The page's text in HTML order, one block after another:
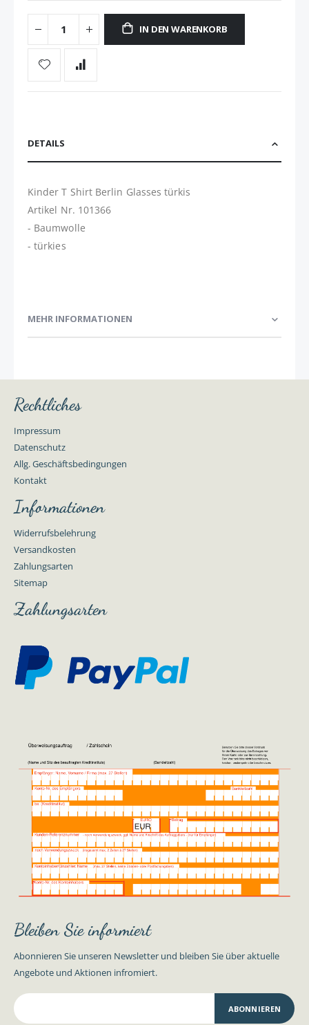
IN DEN WARENKORB
DETAILS
Kinder T Shirt Berlin Glasses türkis
Artikel Nr. 101366
- Baumwolle
- türkies
MEHR INFORMATIONEN
Rechtliches
Impressum
Datenschutz
Allg. Geschäftsbedingungen
Kontakt
Informationen
Widerrufsbelehrung
Versandkosten
Zahlungsarten
Sitemap
Zahlungsarten
Bleiben Sie informiert
Abonnieren Sie unseren Newsletter und bleiben Sie über aktuelle
Angebote und Aktionen infromiert.
ABONNIEREN